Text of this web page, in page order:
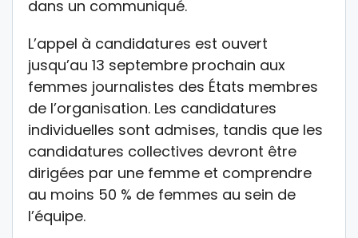
dans un communiqué.
L’appel à candidatures est ouvert
jusqu’au 13 septembre prochain aux
femmes journalistes des États membres
de l’organisation. Les candidatures
individuelles sont admises, tandis que les
candidatures collectives devront être
dirigées par une femme et comprendre
au moins 50 % de femmes au sein de
l’équipe.